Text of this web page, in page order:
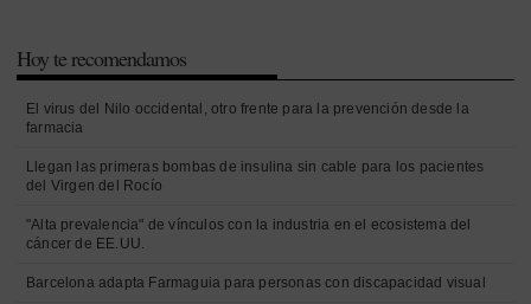
Hoy te recomendamos
El virus del Nilo occidental, otro frente para la prevención desde la
farmacia
Llegan las primeras bombas de insulina sin cable para los pacientes
del Virgen del Rocío
"Alta prevalencia" de vínculos con la industria en el ecosistema del
cáncer de EE.UU.
Barcelona adapta Farmaguia para personas con discapacidad visual